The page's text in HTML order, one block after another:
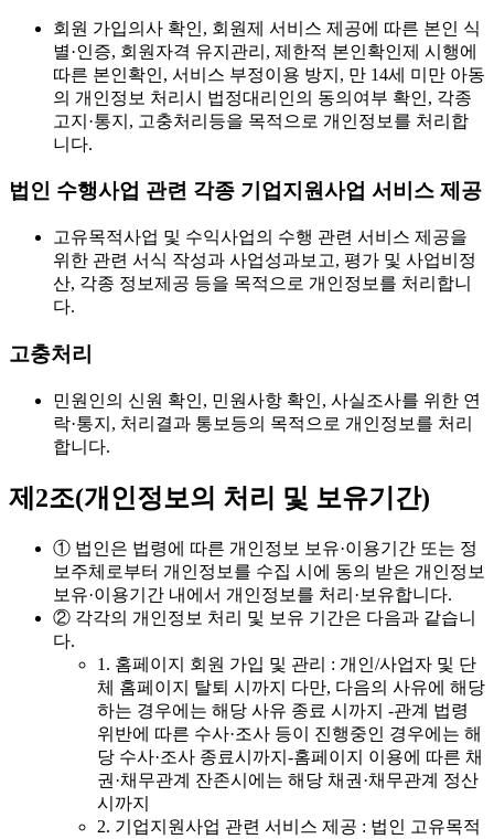
회원 가입의사 확인, 회원제 서비스 제공에 따른 본인 식
별·인증, 회원자격 유지관리, 제한적 본인확인제 시행에
따른 본인확인, 서비스 부정이용 방지, 만 14세 미만 아동
의 개인정보 처리시 법정대리인의 동의여부 확인, 각종
고지·통지, 고충처리등을 목적으로 개인정보를 처리합
니다.
법인 수행사업 관련 각종 기업지원사업 서비스 제공
고유목적사업 및 수익사업의 수행 관련 서비스 제공을
위한 관련 서식 작성과 사업성과보고, 평가 및 사업비정
산, 각종 정보제공 등을 목적으로 개인정보를 처리합니
다.
고충처리
민원인의 신원 확인, 민원사항 확인, 사실조사를 위한 연
락·통지, 처리결과 통보등의 목적으로 개인정보를 처리
합니다.
제2조(개인정보의 처리 및 보유기간)
① 법인은 법령에 따른 개인정보 보유·이용기간 또는 정
보주체로부터 개인정보를 수집 시에 동의 받은 개인정보
보유·이용기간 내에서 개인정보를 처리·보유합니다.
② 각각의 개인정보 처리 및 보유 기간은 다음과 같습니
다.
1. 홈페이지 회원 가입 및 관리 : 개인/사업자 및 단
체 홈페이지 탈퇴 시까지 다만, 다음의 사유에 해당
하는 경우에는 해당 사유 종료 시까지 -관계 법령
위반에 따른 수사·조사 등이 진행중인 경우에는 해
당 수사·조사 종료시까지-홈페이지 이용에 따른 채
권·채무관계 잔존시에는 해당 채권·채무관계 정산
시까지
2. 기업지원사업 관련 서비스 제공 : 법인 고유목적